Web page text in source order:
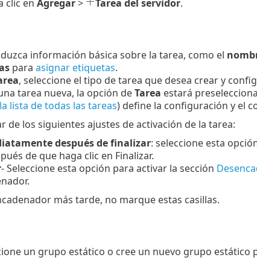
clic en Agregar> Tarea del servidor.
información básica sobre la tarea, como el
para asignar etiquetas.
, seleccione el tipo de tarea que desea crear y
tarea nueva, la opción deTarea estará
la lista de todas las tareas) define la configuración y el
de los siguientes ajustes de activación de la tarea:
después de finalizar: seleccione esta
de que haga clic en Finalizar.
- Seleccione esta opción para activar la sección
más tarde, no marque estas casillas.
un grupo estático o cree un nuevo grupo estático